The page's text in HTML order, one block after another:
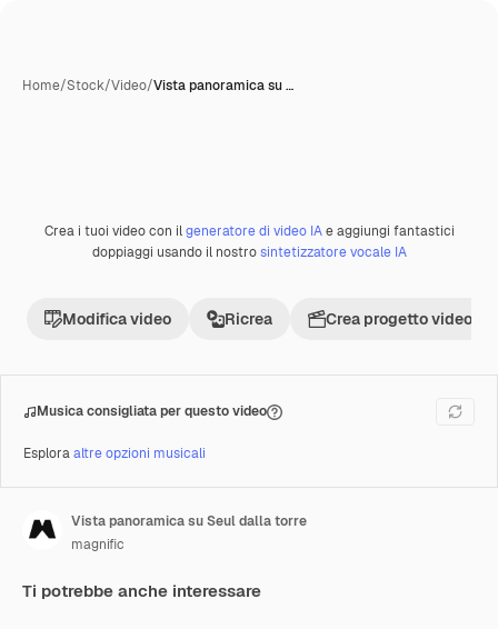
Home/Stock/Video/Vista panoramica su …
Crea i tuoi video con ilgeneratore di video IAe aggiungi fantastici
doppiaggi usando il nostrosintetizzatore vocale IA
Modifica video Ricrea Crea progetto video
Musica consigliata per questo video
Esploraaltre opzioni musicali
Vista panoramica su Seul dalla torre
magnific
Ti potrebbe anche interessare